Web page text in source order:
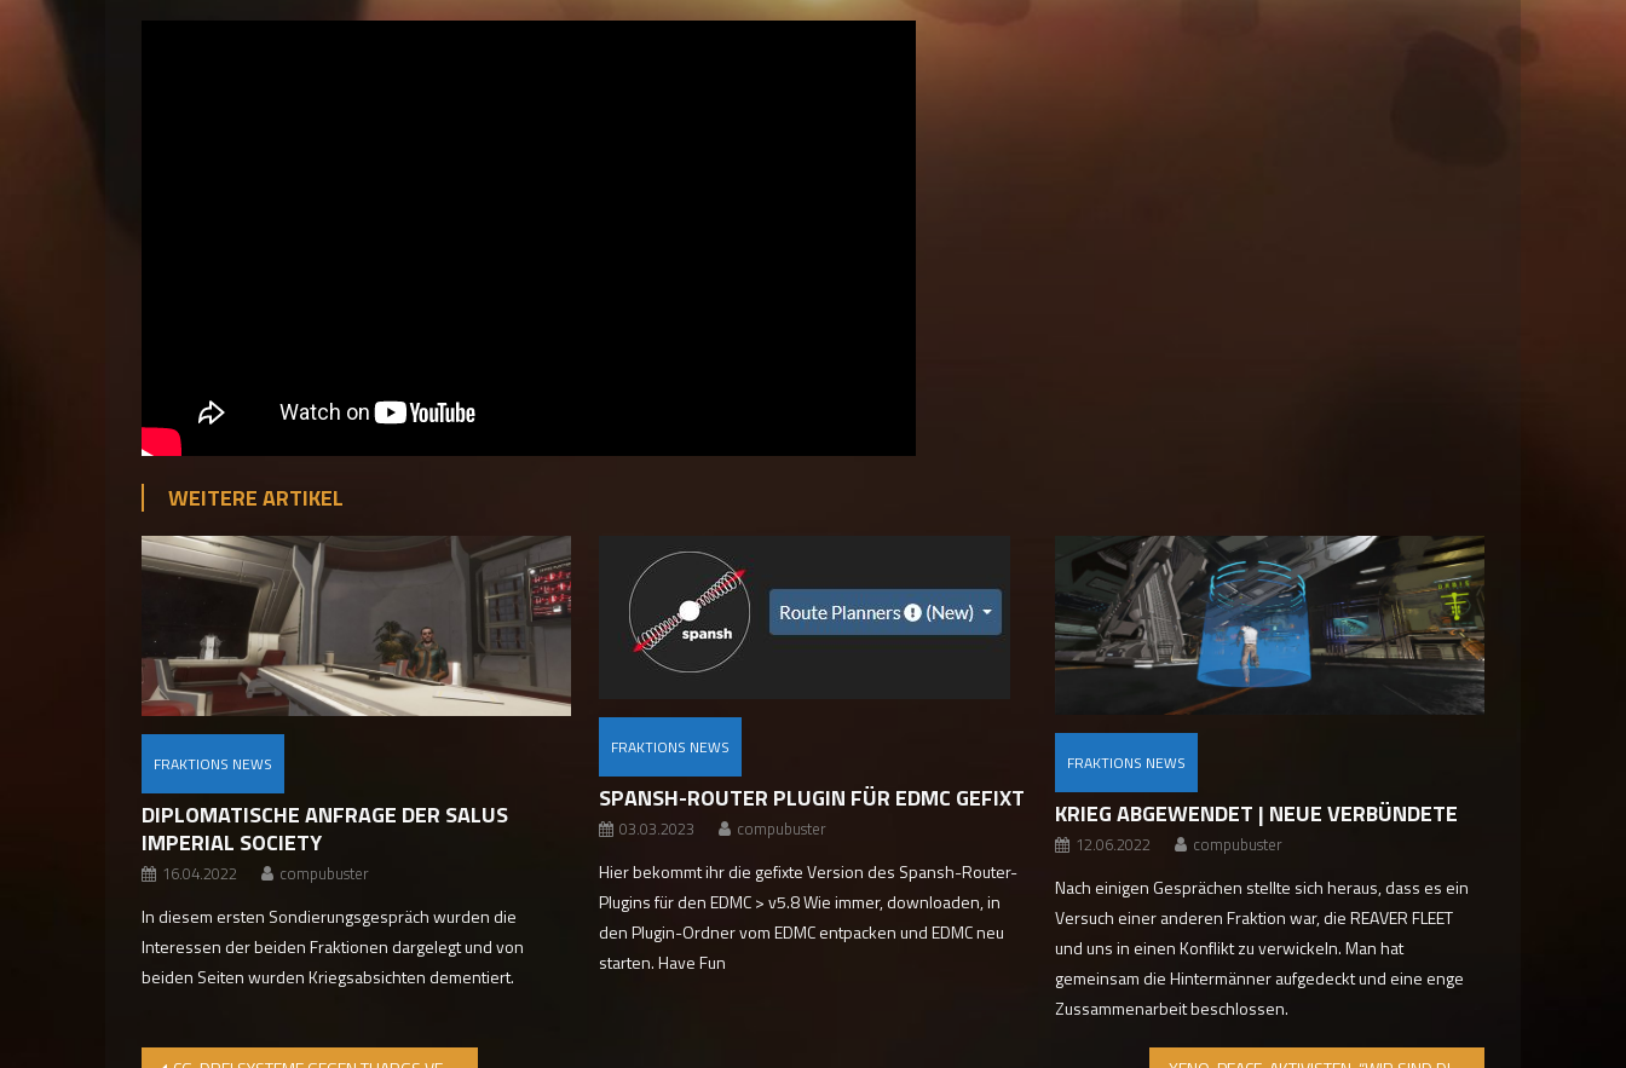
WEITERE ARTIKEL
FRAKTIONS NEWS
DIPLOMATISCHE ANFRAGE DER SALUS
IMPERIAL SOCIETY
16.04.2022 compubuster
In diesem ersten Sondierungsgespräch wurden die
Interessen der beiden Fraktionen dargelegt und von
beiden Seiten wurden Kriegsabsichten dementiert.
FRAKTIONS NEWS
SPANSH-ROUTER PLUGIN FÜR EDMC GEFIXT
03.03.2023 compubuster
Hier bekommt ihr die gefixte Version des Spansh-Router-
Plugins für den EDMC > v5.8 Wie immer, downloaden, in
den Plugin-Ordner vom EDMC entpacken und EDMC neu
starten. Have Fun
FRAKTIONS NEWS
KRIEG ABGEWENDET | NEUE VERBÜNDETE
12.06.2022 compubuster
Nach einigen Gesprächen stellte sich heraus, dass es ein
Versuch einer anderen Fraktion war, die REAVER FLEET
und uns in einen Konflikt zu verwickeln. Man hat
gemeinsam die Hintermänner aufgedeckt und eine enge
Zussammenarbeit beschlossen.